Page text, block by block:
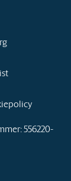
556220-